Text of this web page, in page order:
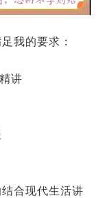
我的要求：
讲
合现代生活讲